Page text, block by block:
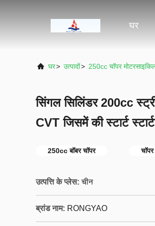
घर
घर> उत्पादों> 250cc चॉपर
सिंगल सिलिंडर 200cc
CVT जिसमें की स्टार्ट
250cc बॉबर चॉपर
उत्पत्ति के प्लेस: चीन
ब्रांड नाम: RONGYAO